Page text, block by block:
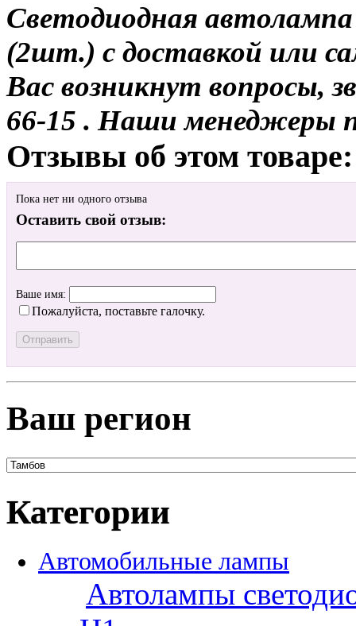
Светодиодная
(2шт.) с доставкой или
Вас возникнут вопросы,
66-15 . Наши менеджеры
Отзывы об этом товаре:
Пока нет ни одного отзыва
Оставить свой отзыв:
Ваше имя:
Пожалуйста, поставьте галочку.
Ваш регион
Категории
Автомобильные лампы
Автолампы